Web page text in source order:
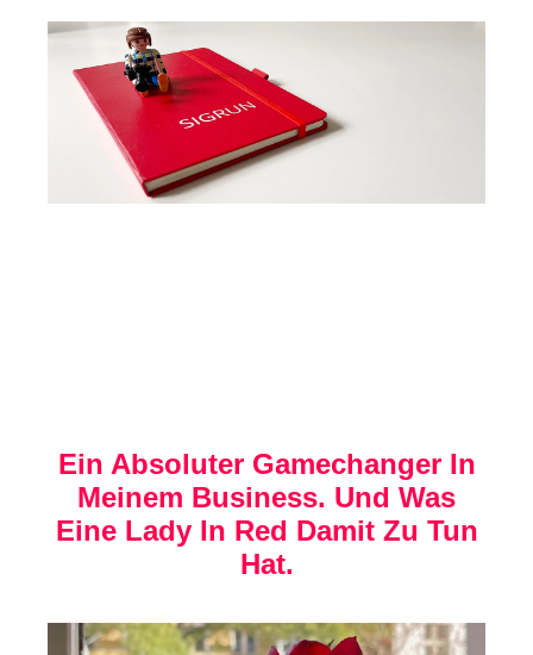
Ein Absoluter Gamechanger In
Meinem Business. Und Was
Eine Lady In Red Damit Zu Tun
Hat.